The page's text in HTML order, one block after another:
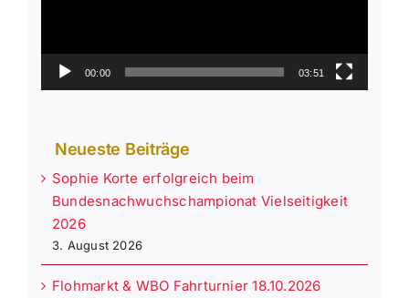
00:00 03:51
Neueste Beiträge
Sophie Korte erfolgreich beim
Bundesnachwuchschampionat Vielseitigkeit
2026
3. August 2026
Flohmarkt & WBO Fahrturnier 18.10.2026